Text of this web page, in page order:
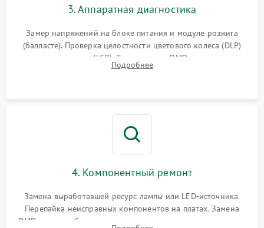
3. Аппаратная диагностика
Замер напряжений на блоке питания и модуле розжига
(балласте). Проверка целостности цветового колеса (DLP)
или поляризаторов (LCD). Тестирование DMD-чипа, датчиков
температуры и оптопар с помощью мультиметра и
Подробнее
4. Компонентный ремонт
Замена выработавшей ресурс лампы или LED-источника.
Перепайка неисправных компонентов на платах. Замена
DMD-чипа при битых пикселях, установка нового цветового